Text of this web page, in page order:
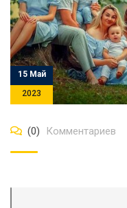
15 Май
2023
(0) Комментариев